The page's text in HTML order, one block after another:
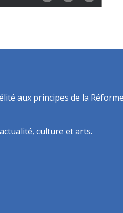
aux principes de la
culture et arts.